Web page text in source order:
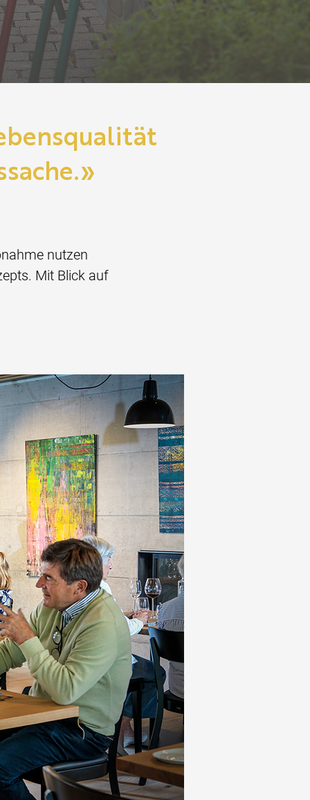
nutzen
Mit Blick auf